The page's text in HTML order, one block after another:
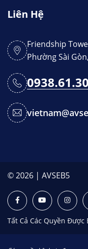
Liên Hệ
Friendship
Phường Sài
© 2026 | AVSEB5
Tất Cả Các Quyền Được